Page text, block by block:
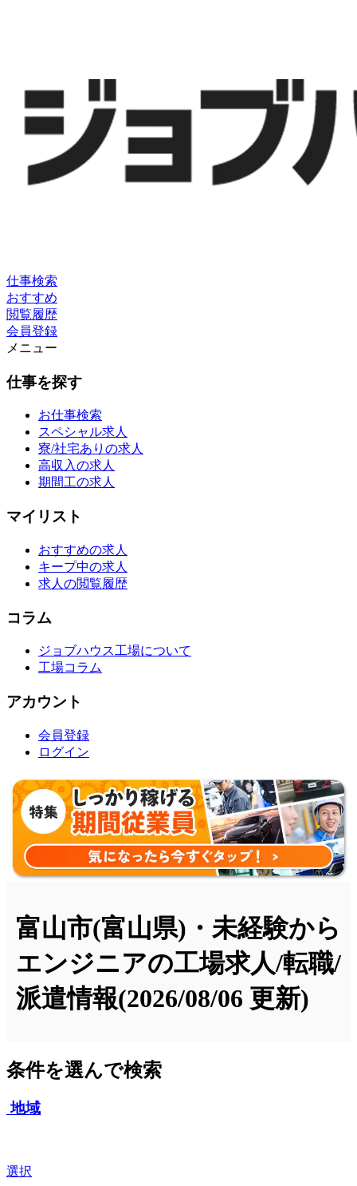
仕事検索
おすすめ
閲覧履歴
会員登録
メニュー
仕事を探す
お仕事検索
スペシャル求人
寮/社宅ありの求人
高収入の求人
期間工の求人
マイリスト
おすすめの求人
キープ中の求人
求人の閲覧履歴
コラム
ジョブハウス工場について
工場コラム
アカウント
会員登録
ログイン
富山市(富山県)・未経験から
エンジニアの工場求人/転職/
派遣情報(2026/08/06 更新)
条件を選んで検索
地域
選択